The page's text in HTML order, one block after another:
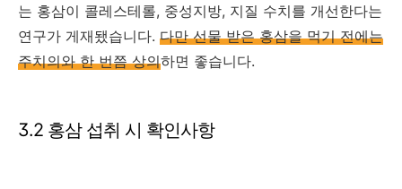
는 홍삼이 콜레스테롤, 중성지방, 지질 수치를 개선한다는
연구가 게재됐습니다. 다만 선물 받은 홍삼을 먹기 전에는
주치의와 한 번쯤 상의하면 좋습니다.
3.2 홍삼 섭취 시 확인사항